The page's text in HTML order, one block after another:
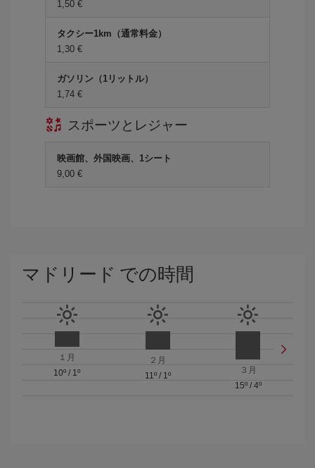
1,50 €
タクシー1km（通常料金）
1,30 €
ガソリン（1リットル）
1,74 €
スポーツとレジャー
映画館、外国映画、1シート
9,00 €
マドリード での時間
１月
10º / 1º
２月
11º/ 1º
３月
15º/ 4º